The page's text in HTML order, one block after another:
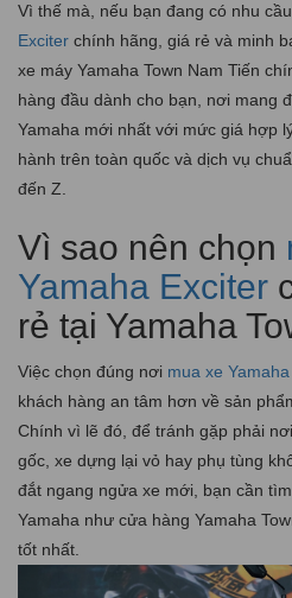
Vì thế mà, nếu bạn đang có nhu
Exciter chính hãng, giá rẻ và minh
xe máy Yamaha Town Nam Tiến
hàng đầu dành cho bạn, nơi mang
Yamaha mới nhất với mức giá hợp
hành trên toàn quốc và dịch vụ
đến Z.
Vì sao nên chọn
Yamaha Exciter
rẻ tại Yamaha
Việc chọn đúng nơi mua xe
khách hàng an tâm hơn về sản
Chính vì lẽ đó, để tránh gặp phải
gốc, xe dựng lại vỏ hay phụ tùng
đắt ngang ngửa xe mới, bạn cần
Yamaha như cửa hàng Yamaha
tốt nhất.